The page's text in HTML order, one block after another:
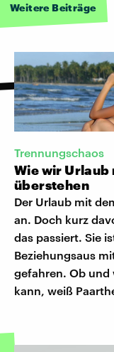
Weitere Beiträge
Trennungschaos
Wie wir Urlaub
überstehen
Der Urlaub mit
an. Doch kurz
das passiert. Sie
Beziehungsaus
gefahren. Ob
kann, weiß